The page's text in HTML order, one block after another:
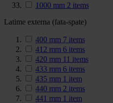
1000 mm 2 items
Latime externa (fata-spate)
400 mm 7 items
412 mm 6 items
420 mm 11 items
433 mm 6 items
435 mm 1 item
440 mm 2 items
441 mm 1 item